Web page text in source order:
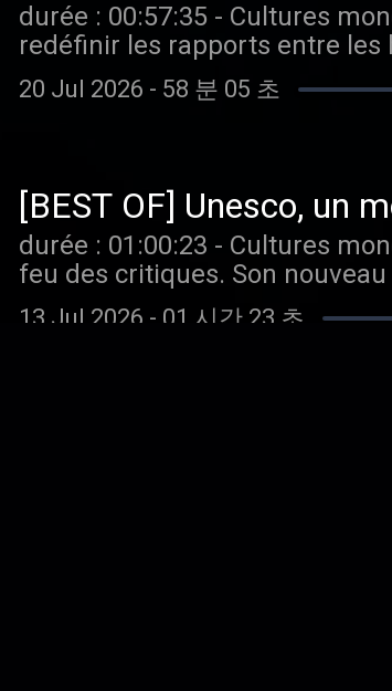
durée : 00:57:35 - Cultures monde - Cafés pour chiens, garderies pour chats, tout semble
redéfinir les rapports entre
se ressent même jusque dans les
ce podcast ? Pour écouter
20 Jul 2026 - 58 분 05 초
[BEST OF] Unesco, un
durée : 01:00:23 - Cultures monde - Son pouvoir symbolique fort place l'Unesco sous le
feu des critiques. Son
Nations Unies au service des
la jugeant notamment "woke", mondialiste
13 Jul 2026 - 01 시간 23 초